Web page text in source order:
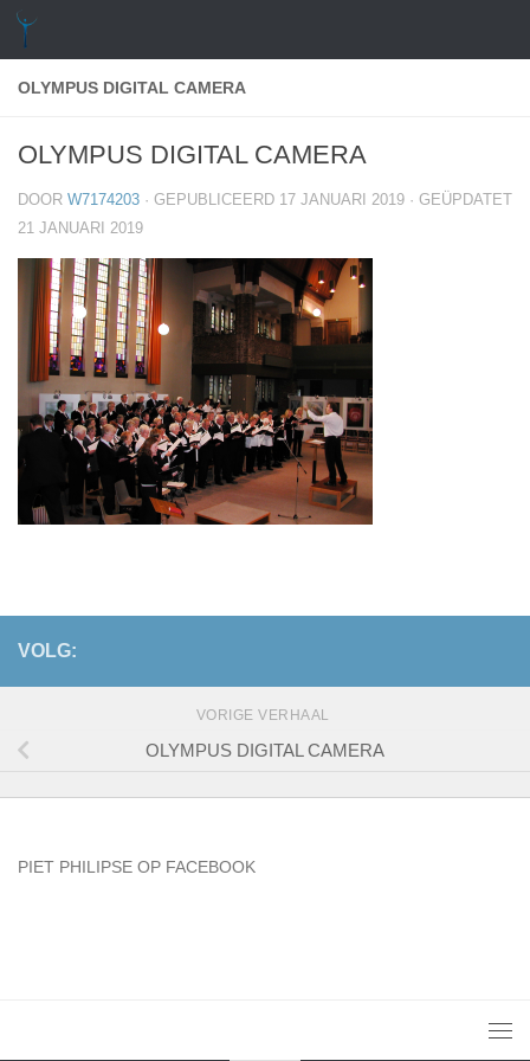
OLYMPUS DIGITAL CAMERA
OLYMPUS DIGITAL CAMERA
DOOR W7174203 · GEPUBLICEERD 17 JANUARI 2019 · GEÜPDATET
21 JANUARI 2019
VOLG:
VORIGE VERHAAL
OLYMPUS DIGITAL CAMERA
PIET PHILIPSE OP FACEBOOK